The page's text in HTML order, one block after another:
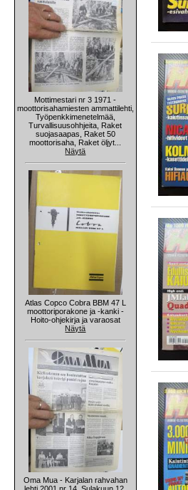
Mottimestari nr 3 1971 -
moottorisahamiesten ammattilehti,
Työpenkkimenetelmää,
Turvallisuusohhjeita, Raket
suojasaapas, Raket 50
moottorisaha, Raket öljyt...
Näytä
Atlas Copco Cobra BBM 47 L
moottoriporakone ja -kanki -
Hoito-ohjekirja ja varaosat
Näytä
Oma Mua - Karjalan rahvahan